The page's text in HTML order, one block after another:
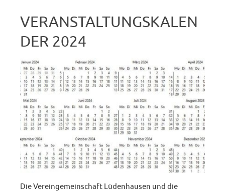
VERANSTALTUNGSKALEN
DER 2024
Die Vereingemeinschaft Lüdenhausen und die